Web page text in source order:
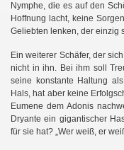
Nymphe, die es auf den
Hoffnung lacht, keine
Geliebten lenken, der einzig
Ein weiterer Schäfer, der
nicht in ihn. Bei ihm soll
seine konstante Haltung
Hals, hat aber keine
Eumene dem Adonis
Dryante ein gigantischer
für sie hat? „Wer weiß, er